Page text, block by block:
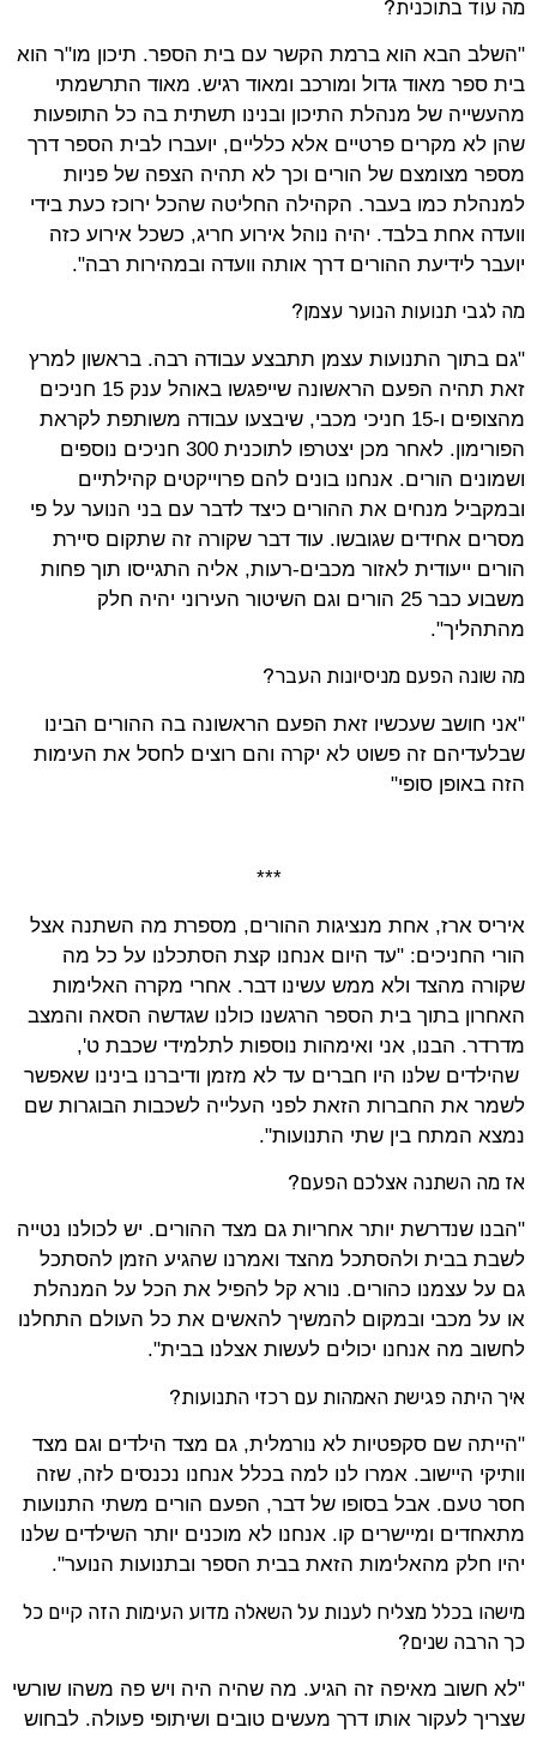
מה עוד בתוכנית?
"השלב הבא הוא ברמת הקשר עם בית הספר. תיכון מו"ר הוא
בית ספר מאוד גדול ומורכב ומאוד רגיש. מאוד התרשמתי
מהעשייה של מנהלת התיכון ובנינו תשתית בה כל התופעות
שהן לא מקרים פרטיים אלא כלליים, יועברו לבית הספר דרך
מספר מצומצם של הורים וכך לא תהיה הצפה של פניות
למנהלת כמו בעבר. הקהילה החליטה שהכל ירוכז כעת בידי
וועדה אחת בלבד. יהיה נוהל אירוע חריג, כשכל אירוע כזה
יועבר לידיעת ההורים דרך אותה וועדה ובמהירות רבה".
מה לגבי תנועות הנוער עצמן?
"גם בתוך התנועות עצמן תתבצע עבודה רבה. בראשון למרץ
זאת תהיה הפעם הראשונה שייפגשו באוהל ענק 15 חניכים
מהצופים ו-15 חניכי מכבי, שיבצעו עבודה משותפת לקראת
הפורימון. לאחר מכן יצטרפו לתוכנית 300 חניכים נוספים
ושמונים הורים. אנחנו בונים להם פרוייקטים קהילתיים
ובמקביל מנחים את ההורים כיצד לדבר עם בני הנוער על פי
מסרים אחידים שגובשו. עוד דבר שקורה זה שתקום סיירת
הורים ייעודית לאזור מכבים-רעות, אליה התגייסו תוך פחות
משבוע כבר 25 הורים וגם השיטור העירוני יהיה חלק
מהתהליך".
מה שונה הפעם מניסיונות העבר?
"אני חושב שעכשיו זאת הפעם הראשונה בה ההורים הבינו
שבלעדיהם זה פשוט לא יקרה והם רוצים לחסל את העימות
הזה באופן סופי"
***
איריס ארז, אחת מנציגות ההורים, מספרת מה השתנה אצל
הורי החניכים: "עד היום אנחנו קצת הסתכלנו על כל מה
שקורה מהצד ולא ממש עשינו דבר. אחרי מקרה האלימות
האחרון בתוך בית הספר הרגשנו כולנו שגדשה הסאה והמצב
מדרדר. הבנו, אני ואימהות נוספות לתלמידי שכבת ט',
שהילדים שלנו היו חברים עד לא מזמן ודיברנו בינינו שאפשר
לשמר את החברות הזאת לפני העלייה לשכבות הבוגרות שם
נמצא המתח בין שתי התנועות".
אז מה השתנה אצלכם הפעם?
"הבנו שנדרשת יותר אחריות גם מצד ההורים. יש לכולנו נטייה
לשבת בבית ולהסתכל מהצד ואמרנו שהגיע הזמן להסתכל
גם על עצמנו כהורים. נורא קל להפיל את הכל על המנהלת
או על מכבי ובמקום להמשיך להאשים את כל העולם התחלנו
לחשוב מה אנחנו יכולים לעשות אצלנו בבית".
איך היתה פגישת האמהות עם רכזי התנועות?
"הייתה שם סקפטיות לא נורמלית, גם מצד הילדים וגם מצד
וותיקי היישוב. אמרו לנו למה בכלל אנחנו נכנסים לזה, שזה
חסר טעם. אבל בסופו של דבר, הפעם הורים משתי התנועות
מתאחדים ומיישרים קו. אנחנו לא מוכנים יותר השילדים שלנו
יהיו חלק מהאלימות הזאת בבית הספר ובתנועות הנוער".
מישהו בכלל מצליח לענות על השאלה מדוע העימות הזה קיים כל
כך הרבה שנים?
"לא חשוב מאיפה זה הגיע. מה שהיה היה ויש פה משהו שורשי
שצריך לעקור אותו דרך מעשים טובים ושיתופי פעולה. לבחוש